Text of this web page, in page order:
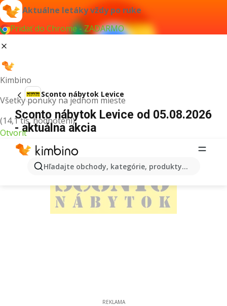
Aktuálne letáky vždy po ruke
Pridať do Chrome - ZADARMO
Kimbino
Všetky ponuky na jednom mieste
(14,1 tis. hodnotení)
Otvoriť
Hľadajte obchody, kategórie, produkty...
Sconto nábytok Levice
Sconto nábytok Levice od 05.08.2026
- aktuálna akcia
REKLAMA